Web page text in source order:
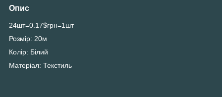
Опис
24шт=0.17$грн=1шт
Розмір: 20м
Колір: Білий
Матеріал: Текстиль